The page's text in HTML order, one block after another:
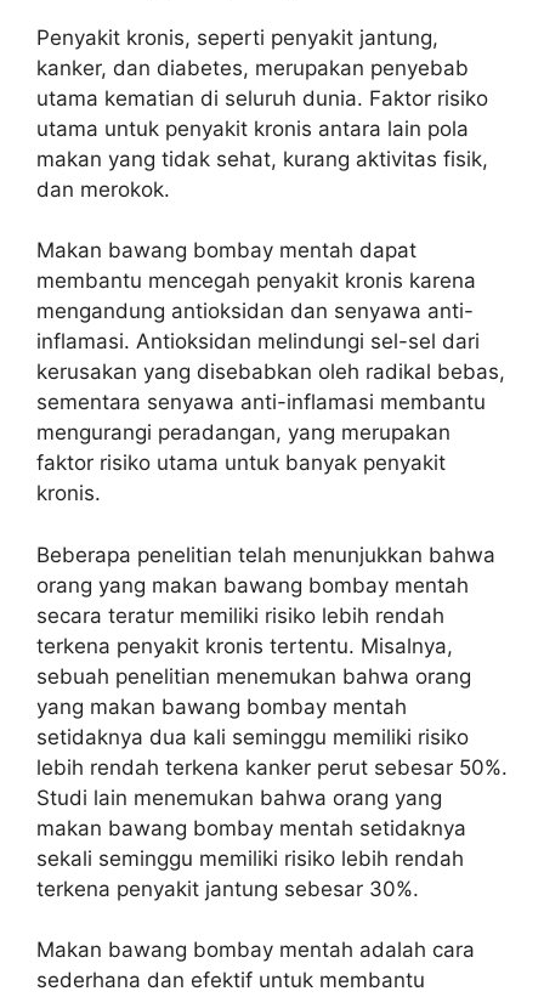
Penyakit kronis, seperti penyakit jantung,
kanker, dan diabetes, merupakan penyebab
utama kematian di seluruh dunia. Faktor risiko
utama untuk penyakit kronis antara lain pola
makan yang tidak sehat, kurang aktivitas fisik,
dan merokok.
Makan bawang bombay mentah dapat
membantu mencegah penyakit kronis karena
mengandung antioksidan dan senyawa anti-
inflamasi. Antioksidan melindungi sel-sel dari
kerusakan yang disebabkan oleh radikal bebas,
sementara senyawa anti-inflamasi membantu
mengurangi peradangan, yang merupakan
faktor risiko utama untuk banyak penyakit
kronis.
Beberapa penelitian telah menunjukkan bahwa
orang yang makan bawang bombay mentah
secara teratur memiliki risiko lebih rendah
terkena penyakit kronis tertentu. Misalnya,
sebuah penelitian menemukan bahwa orang
yang makan bawang bombay mentah
setidaknya dua kali seminggu memiliki risiko
lebih rendah terkena kanker perut sebesar 50%.
Studi lain menemukan bahwa orang yang
makan bawang bombay mentah setidaknya
sekali seminggu memiliki risiko lebih rendah
terkena penyakit jantung sebesar 30%.
Makan bawang bombay mentah adalah cara
sederhana dan efektif untuk membantu